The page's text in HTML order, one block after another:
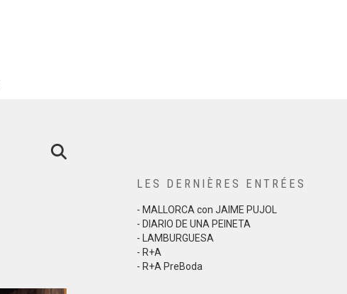
LES DERNIÈRES ENTRÉES
- MALLORCA con JAIME PUJOL
- DIARIO DE UNA PEINETA
- LAMBURGUESA
- R+A
- R+A PreBoda